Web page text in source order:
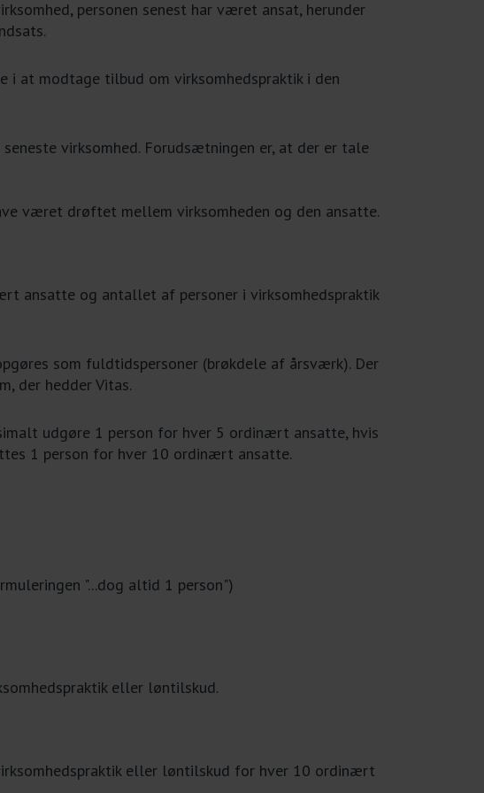
personen senest har været ansat, herunder
at modtage tilbud om virksomhedspraktik i den
virksomhed. Forudsætningen er, at der er tale
været drøftet mellem virksomheden og den ansatte.
ansatte og antallet af personer i virksomhedspraktik
som fuldtidspersoner (brøkdele af årsværk). Der
der hedder Vitas.
udgøre 1 person for hver 5 ordinært ansatte, hvis
1 person for hver 10 ordinært ansatte.
"...dog altid 1 person")
eller løntilskud.
eller løntilskud for hver 10 ordinært